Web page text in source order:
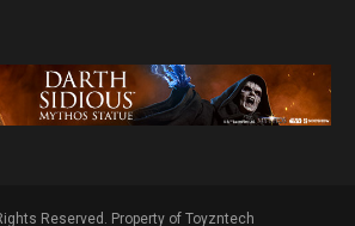
Reserved. Property of Toyzntech